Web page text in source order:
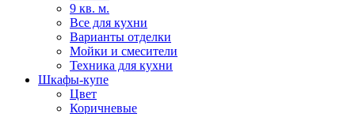
9 кв. м.
Все для кухни
Варианты отделки
Мойки и смесители
Техника для кухни
Шкафы-купе
Цвет
Коричневые